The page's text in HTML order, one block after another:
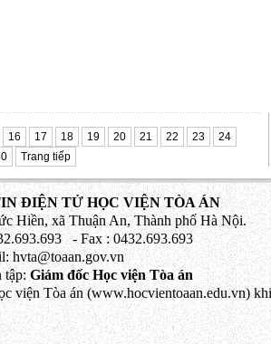
16 17 18 19 20 21 22 23
24
Trang tiếp
ĐIỆN TỬ HỌC VIỆN TÒA ÁN
Hiền, xã Thuận An, Thành phố Hà Nội.
- Fax : 0432.693.693
hvta@toaan.gov.vn
tập:Giám đốc Học viện Tòa án
viện Tòa án (www.hocvientoaan.edu.vn)